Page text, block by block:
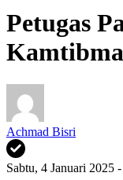
Petugas
Achmad Bisri
Sabtu, 4 Januari 2025